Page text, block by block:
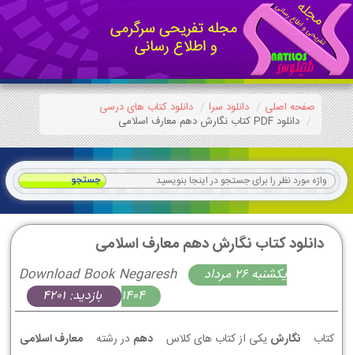
صفحه اصلی دانلود سرا
دانلود کتاب های درسی
دانلود PDF کتاب نگارش دهم معارف اسلامی
دانلود کتاب نگارش دهم معارف اسلامی
Download Book Negaresh
يكشنبه 26 مرداد
1404
بازدید: 4201
کتاب نگارش یکی از کتاب های کلاس دهم در رشته
معارف اسلامی